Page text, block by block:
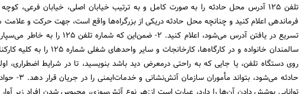
تلفن 125 آدرس محل حادثه را به صورت کامل و به ترتیب خیابان اصلی، خیابان فرعی،
فرماندهی اعلام کنید و چنانچه محل حادثه دریکی از بزرگراه‌ها واقع است، ‌جهت حرکت و
تسریع در یافتن آدرس می‌شود، اعلام کنید. 2-
سالمندان خانواده و در کارگاه‌ها،
روی دستگاه تلفن، یا جایی که به راحتی درمعرض دید باشد بنویسید، تا در شرایط اضطراری،
حادثه می‌شود،